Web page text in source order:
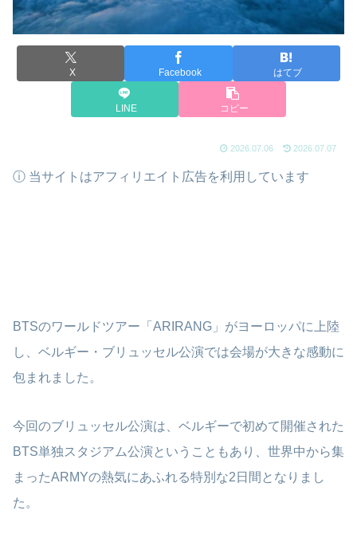
X Facebook はてブ
LINE コピー
2026.07.06 2026.07.07
ⓘ 当サイトはアフィリエイト広告を利用しています
BTSのワールドツアー「ARIRANG」がヨーロッパに上陸
し、ベルギー・ブリュッセル公演では会場が大きな感動に
包まれました。
今回のブリュッセル公演は、ベルギーで初めて開催された
BTS単独スタジアム公演ということもあり、世界中から集
まったARMYの熱気にあふれる特別な2日間となりまし
た。